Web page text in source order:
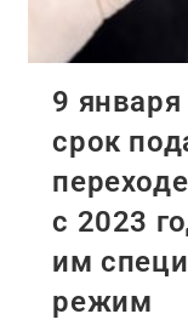
9 января
срок
с 2023
им
режим